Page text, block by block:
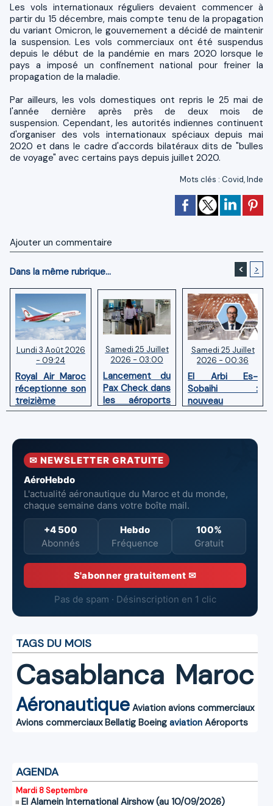
Les vols internationaux réguliers devaient commencer à
partir du 15 décembre, mais compte tenu de la propagation
du variant Omicron, le gouvernement a décidé de maintenir
la suspension. Les vols commerciaux ont été suspendus
depuis le début de la pandémie en mars 2020 lorsque le
pays a imposé un confinement national pour freiner la
propagation de la maladie.
Par ailleurs, les vols domestiques ont repris le 25 mai de
l'année dernière après près de deux mois de
suspension. Cependant, les autorités indiennes continuent
d'organiser des vols internationaux spéciaux depuis mai
2020 et dans le cadre d'accords bilatéraux dits de "bulles
de voyage" avec certains pays depuis juillet 2020.
Mots clés : Covid,Inde
Ajouter un commentaire
Dans la même rubrique... < >
Lundi 3 Août 2026
- 09:24
Royal Air Maroc
réceptionne son
treizième
Boeing 787
Samedi 25 Juillet
2026 - 03:00
Lancement du
Pax Check dans
les aéroports
du Maroc
Samedi 25 Juillet
2026 - 00:36
El Arbi Es-
Sobaihi :
nouveau
directeur à la
l’Aéroport
Mohammed V
✉ NEWSLETTER GRATUITE
AéroHebdo
L'actualité aéronautique du Maroc et du monde,
chaque semaine dans votre boîte mail.
+4 500
Abonnés
Hebdo
Fréquence
100%
Gratuit
S'abonner gratuitement ✉
Pas de spam · Désinscription en 1 clic
TAGS DU MOIS
Casablanca Maroc
Aéronautique Aviation avions commerciaux
Avions commerciaux Bellatig Boeing aviation Aéroports
AGENDA
Mardi 8 Septembre
El Alamein International Airshow (au 10/09/2026)